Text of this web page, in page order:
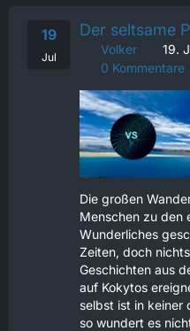
19
Jul
Der seltsame
Volker 19.
0 Kommentare
Die großen
Menschen zu den
Wunderliches
Zeiten, doch
Geschichten aus
auf Kokytos
selbst ist in keiner
so wundert es